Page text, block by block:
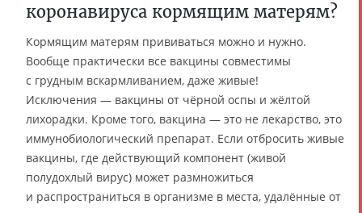
коронавируса кормящим матерям?
Кормящим матерям прививаться можно и нужно.
Вообще практически все вакцины совместимы
с грудным вскармливанием, даже живые!
Исключения — вакцины от чёрной оспы и жёлтой
лихорадки. Кроме того, вакцина — это не лекарство, это
иммунобиологический препарат. Если отбросить живые
вакцины, где действующий компонент (живой
полудохлый вирус) может размножиться
и распространиться в организме в места, удалённые от